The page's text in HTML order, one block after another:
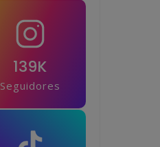
139K
Seguidores